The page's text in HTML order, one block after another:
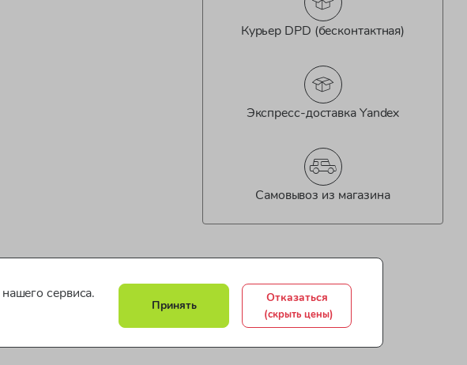
Курьер DPD (бесконтактная)
Экспресс-доставка Yandex
Самовывоз из магазина
сервиса.
Принять
Отказаться
(скрыть цены)